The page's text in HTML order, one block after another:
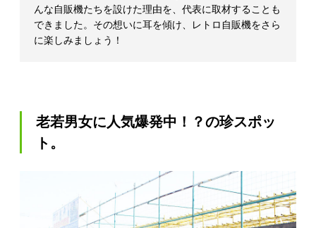
んな自販機たちを設けた理由を、代表に取材することも
できました。その想いに耳を傾け、レトロ自販機をさら
に楽しみましょう！
老若男女に人気爆発中！？の珍スポッ
ト。